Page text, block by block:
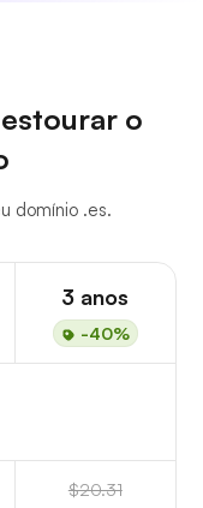
o
domínio .es.
3 anos
-40%
$20.31